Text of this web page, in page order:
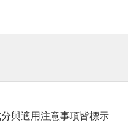
與適用注意事項皆標示